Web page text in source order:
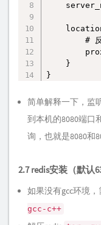
#
    }
}
简单解释一下，监
到本机的8080端口
询，也就是8080和
2.7 redis安装（默认
如果没有gcc环境，
gcc-c++